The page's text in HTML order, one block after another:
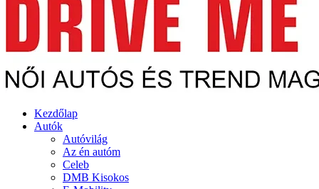
Kezdőlap
Autók
Autóvilág
Az én autóm
Celeb
DMB Kisokos